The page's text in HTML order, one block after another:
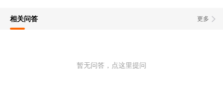
更多
相关问答
暂无问答，点这里提问